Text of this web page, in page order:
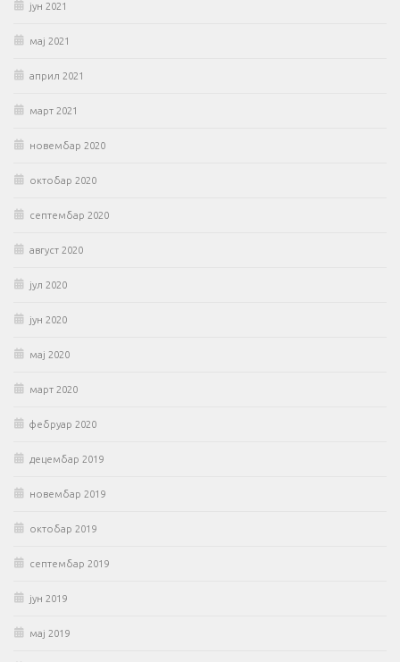
јун 2021
мај 2021
април 2021
март 2021
новембар 2020
октобар 2020
септембар 2020
август 2020
јул 2020
јун 2020
мај 2020
март 2020
фебруар 2020
децембар 2019
новембар 2019
октобар 2019
септембар 2019
јун 2019
мај 2019